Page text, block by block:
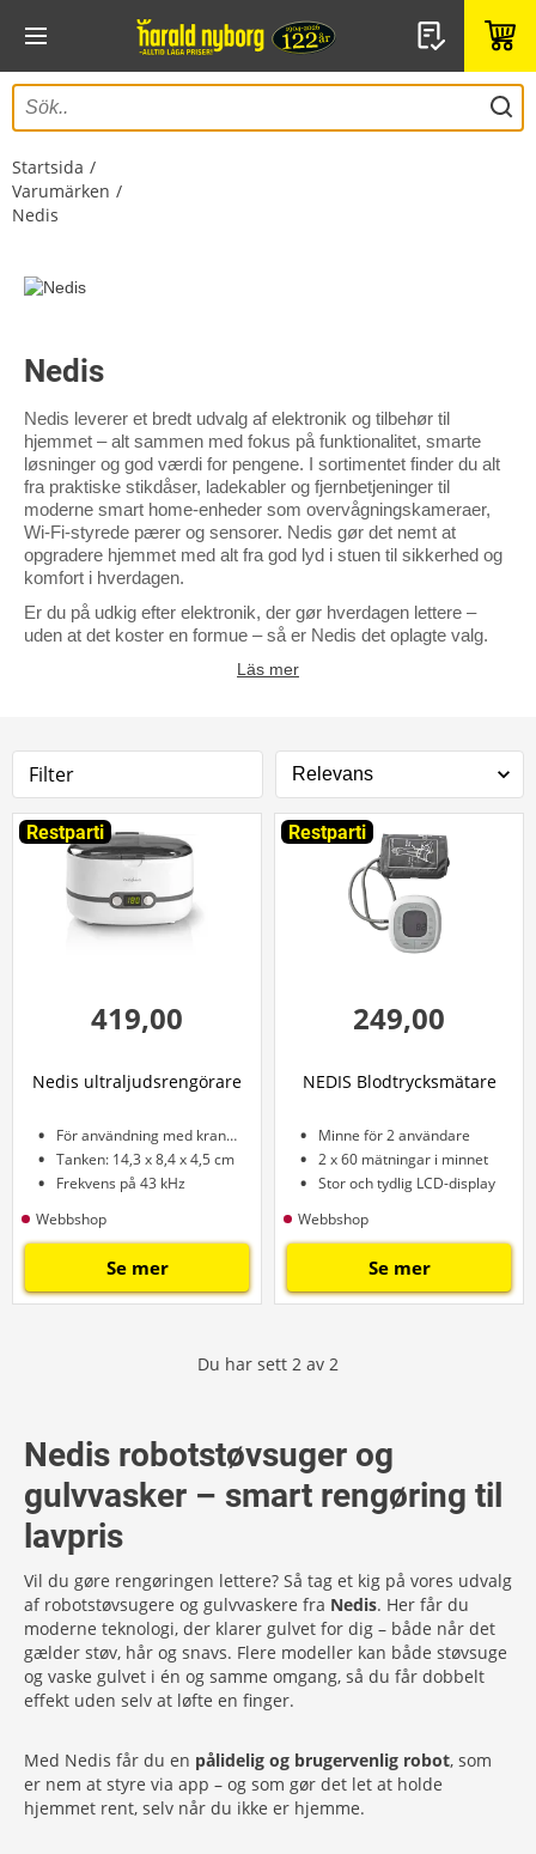
Startsida
Varumärken
Nedis
Nedis
Nedis leverer et bredt udvalg af elektronik og tilbehør til
hjemmet – alt sammen med fokus på funktionalitet, smarte
løsninger og god værdi for pengene. I sortimentet finder du alt
fra praktiske stikdåser, ladekabler og fjernbetjeninger til
moderne smart home-enheder som overvågningskameraer,
Wi-Fi-styrede pærer og sensorer. Nedis gør det nemt at
opgradere hjemmet med alt fra god lyd i stuen til sikkerhed og
komfort i hverdagen.
Er du på udkig efter elektronik, der gør hverdagen lettere –
uden at det koster en formue – så er Nedis det oplagte valg.
Läs mer
Filter
Restparti
419,00
Nedis ultraljudsrengörare
För användning med kranvatten
Tanken: 14,3 x 8,4 x 4,5 cm
Frekvens på 43 kHz
Webbshop
Se mer
Restparti
249,00
NEDIS Blodtrycksmätare
Minne för 2 användare
2 x 60 mätningar i minnet
Stor och tydlig LCD-display
Webbshop
Se mer
Du har sett 2 av 2
Nedis robotstøvsuger og
gulvvasker – smart rengøring til
lavpris
Vil du gøre rengøringen lettere? Så tag et kig på vores udvalg
af robotstøvsugere og gulvvaskere fra Nedis. Her får du
moderne teknologi, der klarer gulvet for dig – både når det
gælder støv, hår og snavs. Flere modeller kan både støvsuge
og vaske gulvet i én og samme omgang, så du får dobbelt
effekt uden selv at løfte en finger.
Med Nedis får du en pålidelig og brugervenlig robot, som
er nem at styre via app – og som gør det let at holde
hjemmet rent, selv når du ikke er hjemme.